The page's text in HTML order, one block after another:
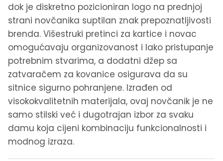
dok je diskretno pozicioniran logo na prednjoj
strani novčanika suptilan znak prepoznatljivosti
brenda. Višestruki pretinci za kartice i novac
omogućavaju organizovanost i lako pristupanje
potrebnim stvarima, a dodatni džep sa
zatvaračem za kovanice osigurava da su
sitnice sigurno pohranjene. Izrađen od
visokokvalitetnih materijala, ovaj novčanik je ne
samo stilski već i dugotrajan izbor za svaku
damu koja cijeni kombinaciju funkcionalnosti i
modnog izraza.